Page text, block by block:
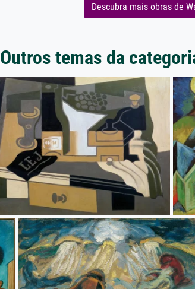
Descubra mais obras de
Outros temas da